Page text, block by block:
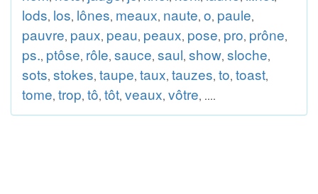
lods, los, lônes, meaux, naute, o, paule,
pauvre, paux, peau, peaux, pose, pro, prône,
ps., ptôse, rôle, sauce, saul, show, sloche,
sots, stokes, taupe, taux, tauzes, to, toast,
tome, trop, tô, tôt, veaux, vôtre, ....